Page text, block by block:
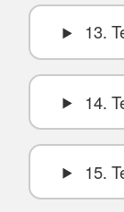
13.
14.
15.